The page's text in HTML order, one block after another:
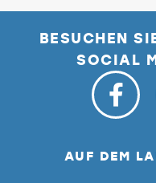
BESUCHEN
SOCIAL
AUF DEM